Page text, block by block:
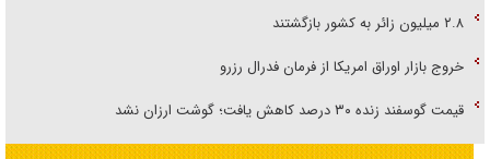
۲.۸ میلیون زائر به کشور بازگشتند
خروج بازار اوراق امریکا از فرمان فدرال رزرو
قیمت گوسفند زنده ۳۰ درصد کاهش یافت؛ گوشت ارزان نشد